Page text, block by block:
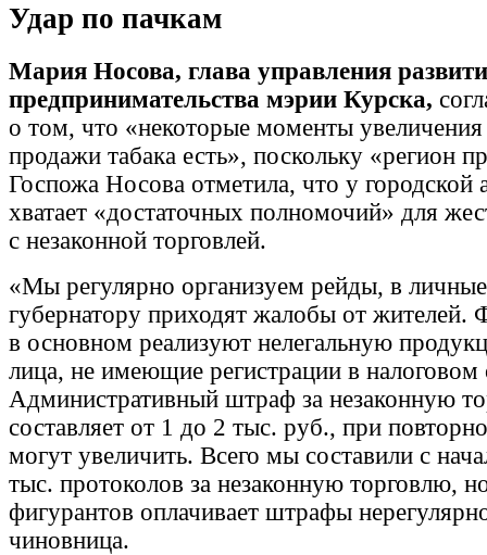
Удар по пачкам
Мария Носова, глава управления
предпринимательства мэрии Курска,
о том, что «некоторые моменты увеличения
продажи табака есть», поскольку «регион
Госпожа Носова отметила, что у городской
хватает «достаточных полномочий» для
с незаконной торговлей.
«Мы регулярно организуем рейды, в
губернатору приходят жалобы от жителей.
в основном реализуют нелегальную
лица, не имеющие регистрации в налоговом
Административный штраф за незаконную
составляет от 1 до 2 тыс. руб., при
могут увеличить. Всего мы составили с
тыс. протоколов за незаконную торговлю,
фигурантов оплачивает штрафы
чиновница.